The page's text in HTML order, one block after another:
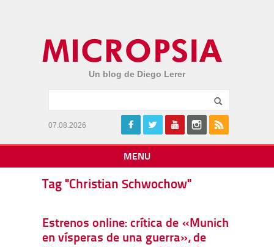
Un blog de Diego Lerer
07.08.2026
MENU
Tag "Christian Schwochow"
Estrenos online: crítica de «Munich
en vísperas de una guerra», de